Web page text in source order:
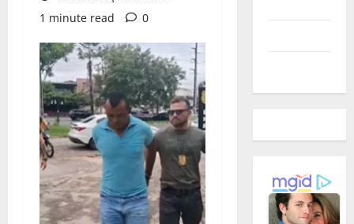
1 minute read
0